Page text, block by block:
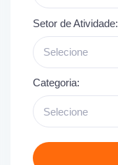
Setor de Atividade:
Selecione
Categoria:
Selecione